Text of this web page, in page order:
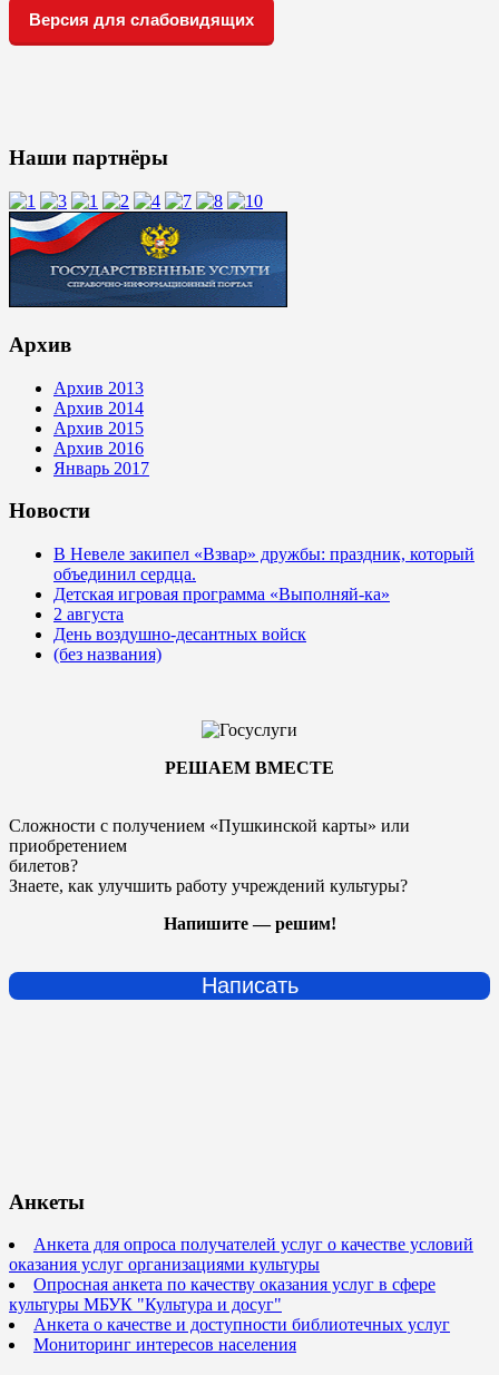
Версия для слабовидящих
Наши партнёры
Архив
Архив 2013
Архив 2014
Архив 2015
Архив 2016
Январь 2017
Новости
В Невеле закипел «Взвар» дружбы: праздник, который
объединил сердца.
Детская игровая программа «Выполняй-ка»
2 августа
День воздушно-десантных войск
(без названия)
РЕШАЕМ ВМЕСТЕ
Сложности с получением «Пушкинской карты» или
приобретением
билетов?
Знаете, как улучшить работу учреждений культуры?
Напишите — решим!
Написать
Анкеты
Анкета для опроса получателей услуг о качестве условий
оказания услуг организациями культуры
Опросная анкета по качеству оказания услуг в сфере
культуры МБУК "Культура и досуг"
Анкета о качестве и доступности библиотечных услуг
Мониторинг интересов населения